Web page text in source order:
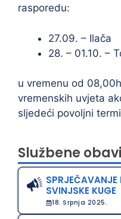
rasporedu:
27.09. – Ilača
28. – 01.10. –
u vremenu od
vremenskih uvjeta
sljedeći povoljni
Službene
SPRJEČAVANJE
SVINJSKE KUGE
18. Srpnja 2025.